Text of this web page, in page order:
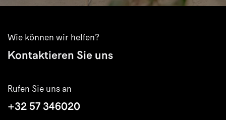
Wie können wir helfen?
Kontaktieren Sie uns
Rufen Sie uns an
+32 57 346020